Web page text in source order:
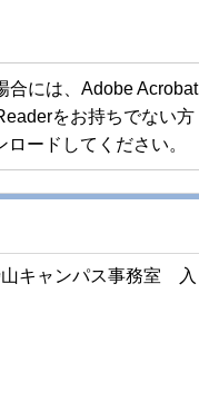
合には、Adobe Acrobat
をお持ちでない方
ードしてください。
山キャンパス事務室 入